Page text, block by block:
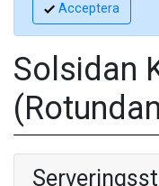
Acceptera
Solsidan